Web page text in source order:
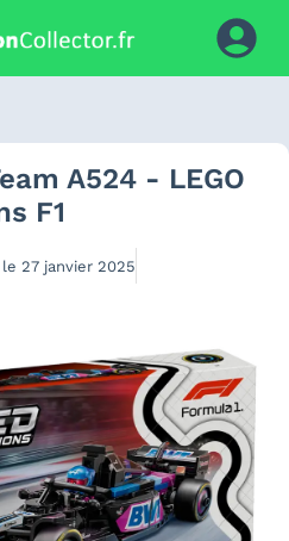
A524 - LEGO
F1
27 janvier 2025